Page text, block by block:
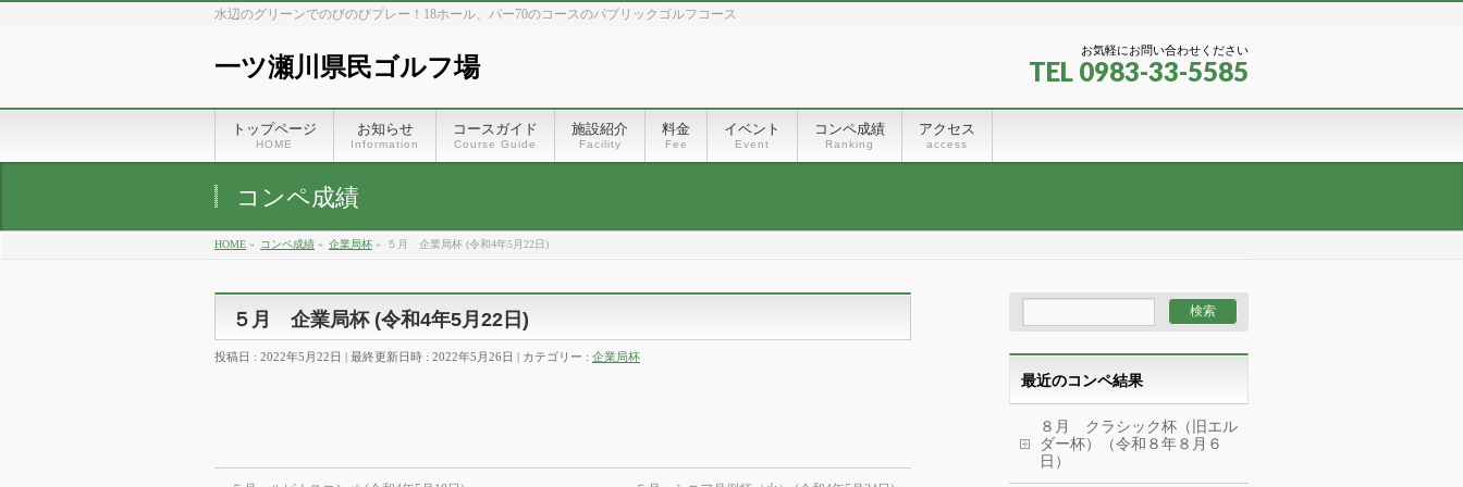
水辺のグリーンでのびのびプレー！18ホール、パー70のコースのパブリックゴルフコース
一ツ瀬川県民ゴルフ場
お気軽にお問い合わせください
TEL 0983-33-5585
トップページ
HOME
お知らせ
Information
コースガイド
Course Guide
施設紹介
Facility
料金
Fee
イベント
Event
コンペ成績
Ranking
アクセス
access
コンペ成績
HOME » コンペ成績 » 企業局杯 » ５月 企業局杯 (令和4年5月22日)
５月 企業局杯 (令和4年5月22日)
投稿日 : 2022年5月22日 最終更新日時 : 2022年5月26日 カテゴリー : 企業局杯
最近のコンペ結果
８月 クラシック杯（旧エル
ダー杯）（令和８年８月６
日）